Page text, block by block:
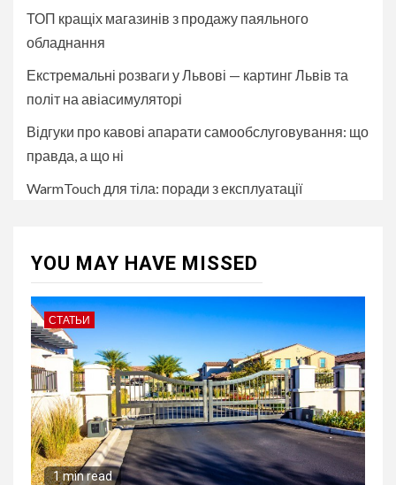
ТОП кращіх магазинів з продажу паяльного
обладнання
Екстремальні розваги у Львові — картинг Львів та
політ на авіасимуляторі
Відгуки про кавові апарати самообслуговування: що
правда, а що ні
WarmTouch для тіла: поради з експлуатації
YOU MAY HAVE MISSED
СТАТЬИ
1 min read